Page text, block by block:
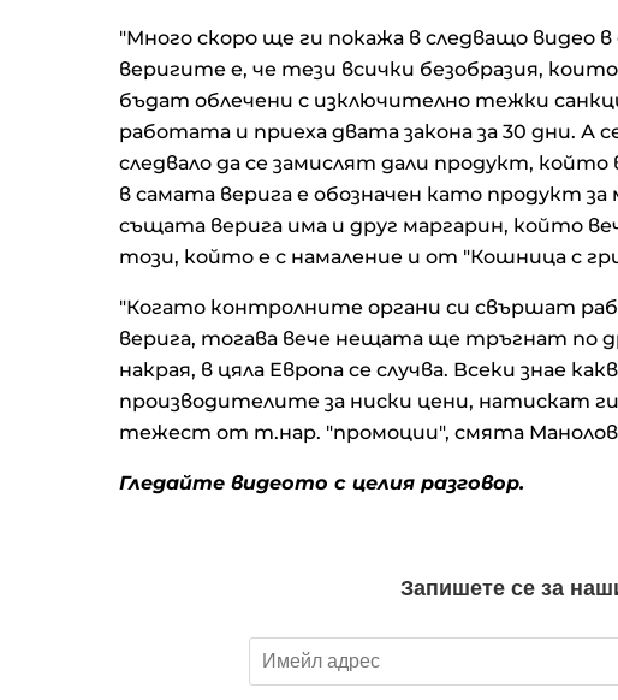
"Много скоро ще ги покажа в следващо видео
веригите е, че тези всички безобразия,
бъдат облечени с изключително тежки
работата и приеха двата закона за 30 дни. А
следвало да се замислят дали продукт,
в самата верига е обозначен като продукт за
същата верига има и друг маргарин, който
този, който е с намаление и от "Кошница с
"Когато контролните органи си свършат
верига, тогава вече нещата ще тръгнат по
накрая, в цяла Европа се случва. Всеки знае
производителите за ниски цени, натискат
тежест от т.нар. "промоции", смята
Гледайте видеото с целия разговор.